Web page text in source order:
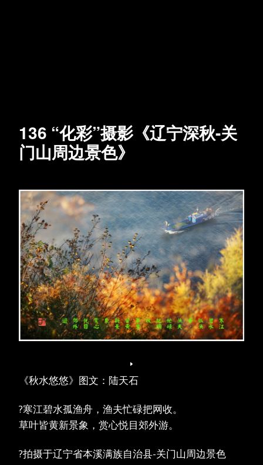
136 “化彩”摄影《辽宁深秋-关
门山周边景色》
《秋水悠悠》图文：陆天石
?寒江碧水孤渔舟，渔夫忙碌把网收。
草叶皆黄新景象，赏心悦目郊外游。
?拍摄于辽宁省本溪满族自治县-关门山周边景色